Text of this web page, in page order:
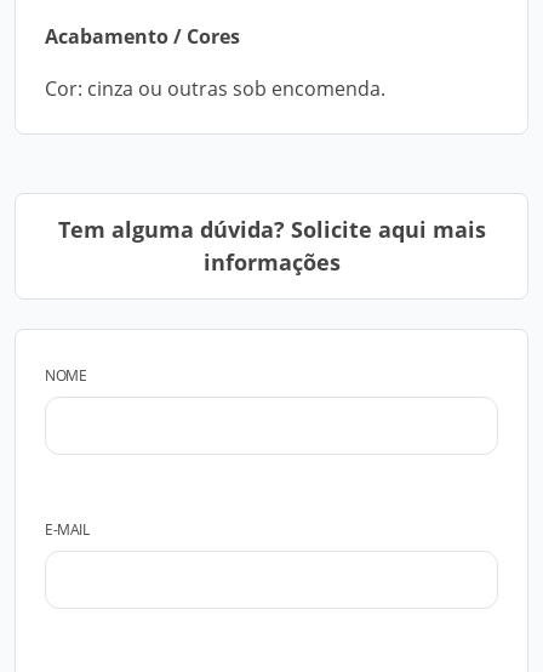
Acabamento / Cores
Cor: cinza ou outras sob encomenda.
Tem alguma dúvida? Solicite aqui mais
informações
NOME
E-MAIL